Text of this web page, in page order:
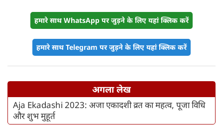
हमारे साथ WhatsApp पर जुड़ने के लिए यहां क्लिक करें
हमारे साथ Telegram पर जुड़ने के लिए यहां क्लिक करें
अगला लेख
Aja Ekadashi 2023: अजा एकादशी व्रत का महत्व, पूजा विधि
और शुभ मुहूर्त